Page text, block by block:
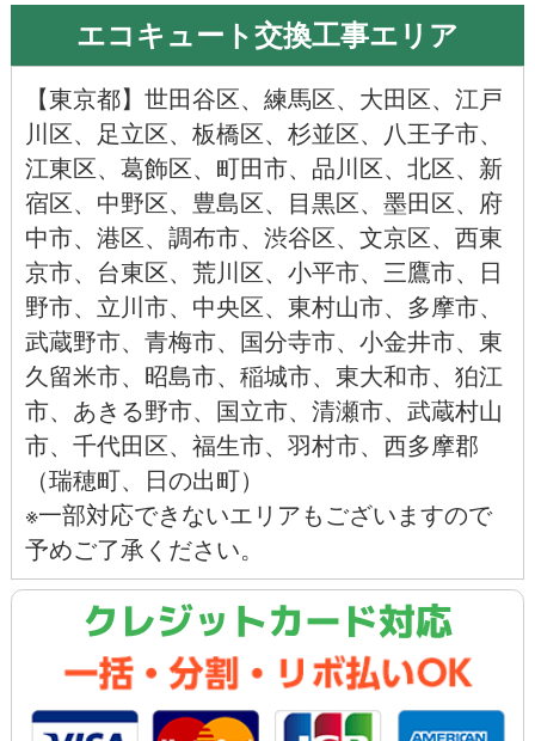
エコキュート交換工事エリア
【東京都】 世田谷区、 練馬区、 大田区、 江戸
川区、 足立区、 板橋区、 杉並区、 八王子市、
江東区、 葛飾区、 町田市、 品川区、 北区、 新
宿区、 中野区、 豊島区、 目黒区、 墨田区、 府
中市、 港区、 調布市、 渋谷区、 文京区、 西東
京市、 台東区、 荒川区、 小平市、 三鷹市、
日
野市、 立川市、 中央区、 東村山市、 多摩市、
武蔵野市、 青梅市、 国分寺市、 小金井市、 東
久留米市、 昭島市、 稲城市、 東大和市、 狛江
市、 あきる野市、 国立市、 清瀬市、 武蔵村山
市、 千代田区、 福生市、 羽村市、西多摩郡
（瑞穂町、日の出町）
※一部対応できないエリアもございますので
予めご了承ください。
クレジットカード対応